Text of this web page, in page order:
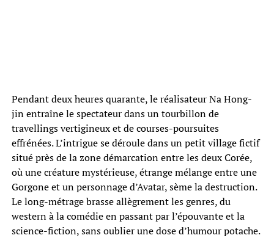
Pendant deux heures quarante, le réalisateur Na Hong-
jin entraîne le spectateur dans un tourbillon de
travellings vertigineux et de courses-poursuites
effrénées. L’intrigue se déroule dans un petit village fictif
situé près de la zone démarcation entre les deux Corée,
où une créature mystérieuse, étrange mélange entre une
Gorgone et un personnage d’Avatar, sème la destruction.
Le long-métrage brasse allègrement les genres, du
western à la comédie en passant par l’épouvante et la
science-fiction, sans oublier une dose d’humour potache.